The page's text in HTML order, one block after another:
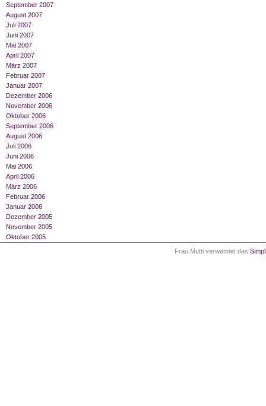
September 2007
August 2007
Juli 2007
Juni 2007
Mai 2007
April 2007
März 2007
Februar 2007
Januar 2007
Dezember 2006
November 2006
Oktober 2006
September 2006
August 2006
Juli 2006
Juni 2006
Mai 2006
April 2006
März 2006
Februar 2006
Januar 2006
Dezember 2005
November 2005
Oktober 2005
Frau Mutti verwendet das